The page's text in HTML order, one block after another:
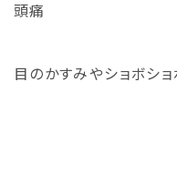
頭痛
目のかすみやショボショ